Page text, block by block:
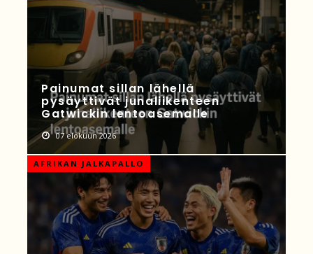
Painumat sillan lähellä
pysäyttivät junaliikenteen
Gatwickin lentoasemalle
07 elokuun 2026
AFRIKAN JALKAPALLO